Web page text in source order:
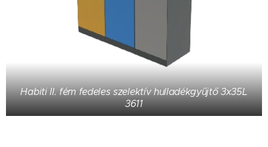
Habiti II. fém fedeles szelektív hulladékgyűjtő 3x35L
3611